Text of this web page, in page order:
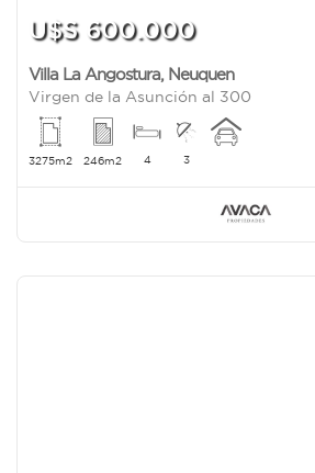
U$S 600.000
Villa La Angostura, Neuquen
Virgen de la Asunción al 300
3275m2 246m2 4 3